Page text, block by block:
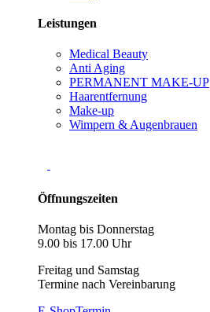
Leistungen
Medical Beauty
Anti Aging
PERMANENT MAKE-UP
Haarentfernung
Make-up
Wimpern & Augenbrauen
Öffnungszeiten
Montag bis Donnerstag
9.00 bis 17.00 Uhr
Freitag und Samstag
Termine nach Vereinbarung